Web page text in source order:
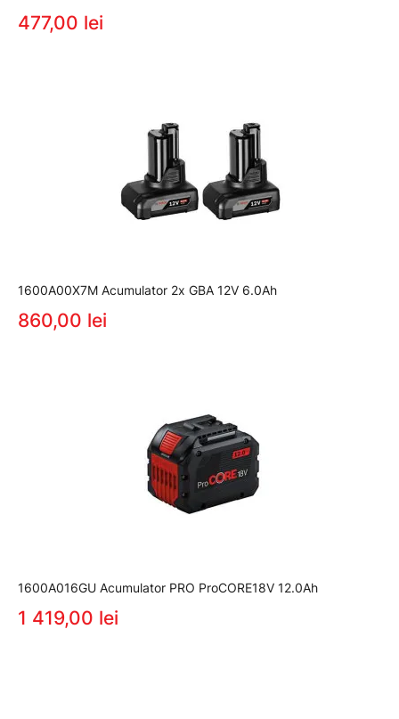
477,00 lei
1600A00X7M Acumulator 2x GBA 12V 6.0Ah
860,00 lei
1600A016GU Acumulator PRO ProCORE18V 12.0Ah
1 419,00 lei